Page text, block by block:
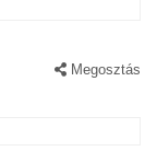
Megosztás